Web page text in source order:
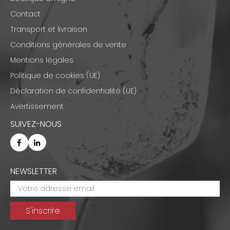
Contact
Transport et livraison
Conditions générales de vente
Mentions légales
Politique de cookies (UE)
Déclaration de confidentialité (UE)
Avertissement
SUIVEZ-NOUS
NEWSLETTER